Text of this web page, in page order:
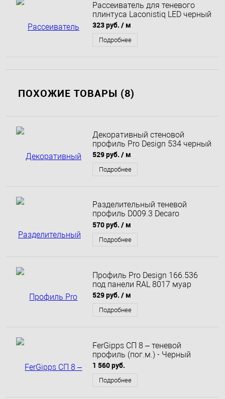
Рассеиватель для теневого
плинтуса Laconistiq LED черный
323 руб. / м
Подробнее
ПОХОЖИЕ ТОВАРЫ (8)
Декоративный стеновой
профиль Pro Design 534 черный
529 руб. / м
Подробнее
Разделительный теневой
профиль D009.3 Decaro
Engineering анодированный
медный
570 руб. / м
Подробнее
Профиль Pro Design 166.536
под панели RAL 8017 муар
529 руб. / м
Подробнее
FerGipps СП 8 – теневой
профиль (пог.м.) - Черный
1 560 руб.
Подробнее